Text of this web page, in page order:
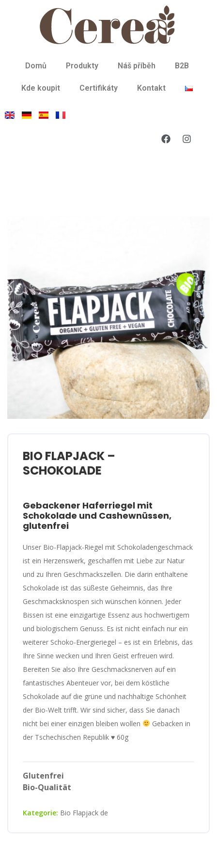
Domů Produkty Náš příběh B2B
Kde koupit Certifikáty Kontakt
BIO FLAPJACK –
SCHOKOLADE
Gebackener Haferriegel mit
Schokolade und Cashewnüssen,
glutenfrei
Unser Bio-Flapjack-Riegel mit Schokoladengeschmack
ist ein Herzenswerk, geschaffen mit Liebe zur Natur
und zu Ihren Geschmackszellen. Die darin enthaltene
Schokolade ist das süßeste Geheimnis, das Ihre
Geschmacksknospen sich wünschen können. Jeder
Bissen ist eine einzigartige Essenz aus hochwertigem
und biologischem Genuss. Es ist nicht einfach nur ein
weiterer Schoko-Energieriegel – es ist ein Erlebnis, das
Ihre Sinne wecken und Ihren Geist erfreuen wird.
Bereiten Sie also Ihre Geschmacksnerven auf ein
fantastisches Abenteuer vor, bei dem köstliche
Schokolade auf die grüne und nachhaltige Schönheit
der Bio-Welt trifft. Wir sind sicher, dass Sie danach
nicht bei einer einzigen bleiben wollen
Gebacken in
der Tschechischen Republik ♥ 60g
Glutenfrei
Bio-Qualität
Kategorie: Bio Flapjack de